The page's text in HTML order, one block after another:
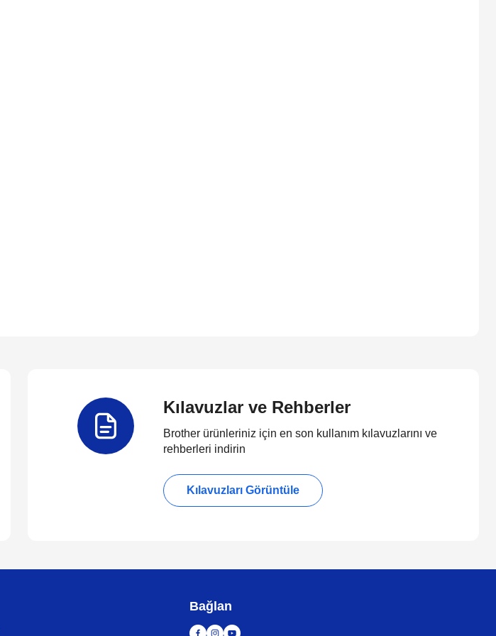
Kılavuzlar ve Rehberler
Brother ürünleriniz için en son kullanım kılavuzlarını ve
rehberleri indirin
Kılavuzları Görüntüle
Bağlan